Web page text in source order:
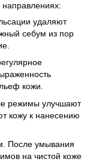
направлениях:
удаляют
себум из пор
кожи.
режимы улучшают
кожу к нанесению
После умывания
на чистой коже